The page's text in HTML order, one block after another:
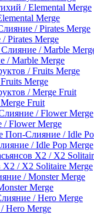
Merge
Pirates Merge
/ Marble Merge
Merge
Fruit
/ Flower Merge
/ Idle Pop Merge
/ X2 Solitaire Merge
Merge
Hero Merge